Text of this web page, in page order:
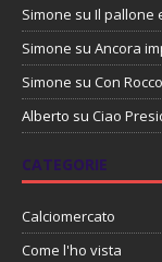
Simone su Il pallone
Simone su Ancora
Simone su Con
Alberto su Ciao
CATEGORIE
Calciomercato
Come l'ho vista